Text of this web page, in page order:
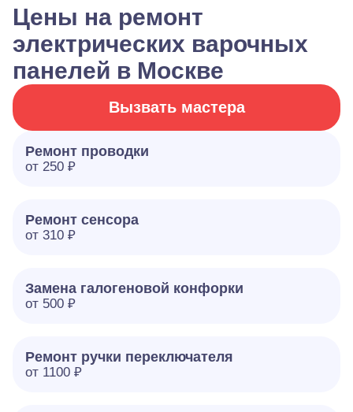
Цены на ремонт
электрических варочных
панелей в Москве
Вызвать мастера
Ремонт проводки
от 250 ₽
Ремонт сенсора
от 310 ₽
Замена галогеновой конфорки
от 500 ₽
Ремонт ручки переключателя
от 1100 ₽